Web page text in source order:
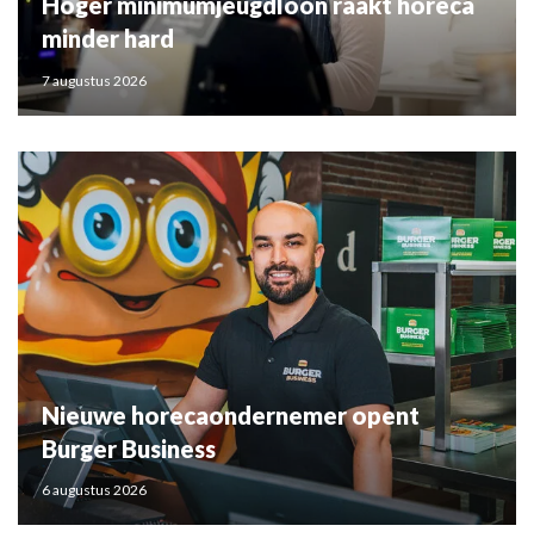
minder hard
7 augustus 2026
Nieuwe horecaondernemer opent
Burger Business
6 augustus 2026